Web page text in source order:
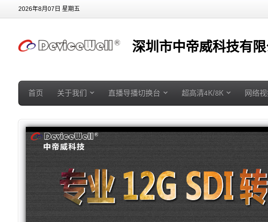
2026年8月07日 星期五
深圳市中帝威科技有限
首页 关于我们 直播导播切换台 超高清4K/8K 网络